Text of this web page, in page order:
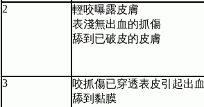
2
輕咬曝露皮膚
表淺無出血的抓傷
舔到已破皮的皮膚
3
咬抓傷已穿透表皮引起出血
舔到黏膜